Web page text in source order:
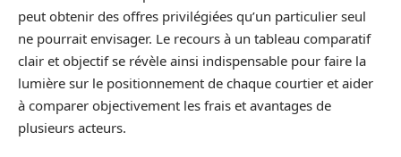
peut obtenir des offres privilégiées qu’un particulier seul
ne pourrait envisager. Le recours à un tableau comparatif
clair et objectif se révèle ainsi indispensable pour faire la
lumière sur le positionnement de chaque courtier et aider
à comparer objectivement les frais et avantages de
plusieurs acteurs.